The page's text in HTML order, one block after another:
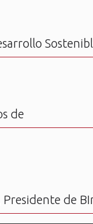
de
Presidente de